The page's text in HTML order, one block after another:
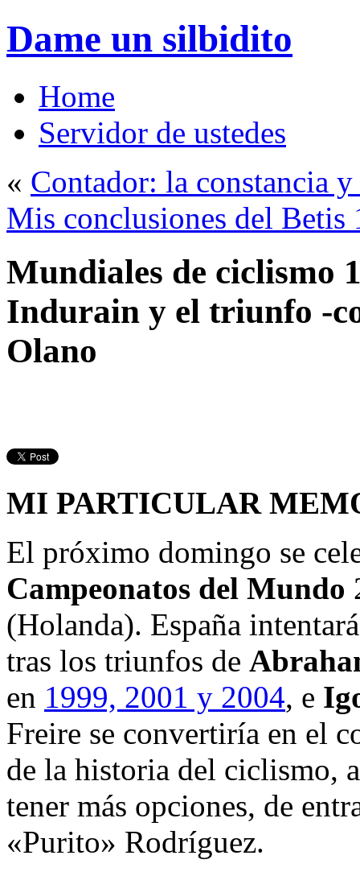
Dame un silbidito
Home
Servidor de ustedes
« Contador: la constancia
Mis conclusiones del Betis
Mundiales de ciclismo
Indurain y el triunfo -
Olano
MI PARTICULAR
El próximo domingo se
Campeonatos del Mundo
(Holanda). España
tras los triunfos de
en 1999, 2001 y 2004, e
Freire se convertiría en el
de la historia del ciclismo,
tener más opciones, de
«Purito» Rodríguez.